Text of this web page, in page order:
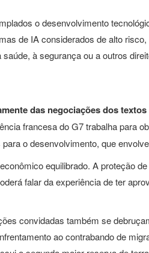
o desenvolvimento
de IA considerados de alto
à segurança ou a outros
das negociações dos
francesa do G7 trabalha para
o desenvolvimento, que
equilibrado. A proteção
falar da experiência de ter
convidadas também se
ao contrabando de